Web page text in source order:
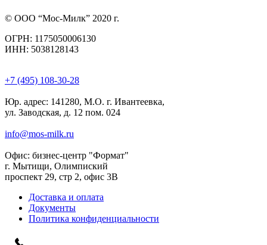
© ООО “Мос-Милк” 2020 г.
ОГРН: 1175050006130
ИНН: 5038128143
+7 (495) 108-30-28
Юр. адрес: 141280, М.О. г. Ивантеевка,
ул. Заводская, д. 12 пом. 024
info@mos-milk.ru
Офис: бизнес-центр "Формат"
г. Мытищи, Олимпиский
проспект 29, стр 2, офис 3B
Доставка и оплата
Документы
Политика конфиденциальности